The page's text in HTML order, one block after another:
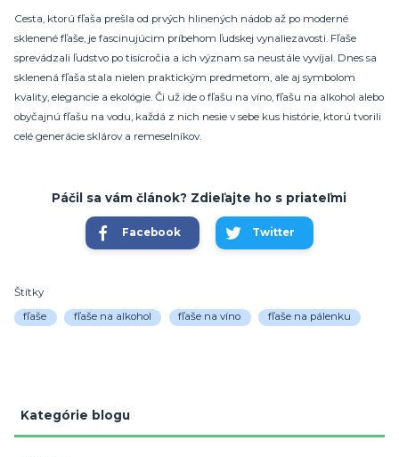
Kategórie blogu
Cesta, ktorú fľaša prešla od prvých hlinených nádob až po moderné
sklenené fľaše, je fascinujúcim príbehom ľudskej vynaliezavosti. Fľaše
sprevádzali ľudstvo po tisícročia a ich význam sa neustále vyvíjal. Dnes sa
sklenená fľaša stala nielen praktickým predmetom, ale aj symbolom
kvality, elegancie a ekológie. Či už ide o fľašu na víno, fľašu na alkohol alebo
obyčajnú fľašu na vodu, každá z nich nesie v sebe kus histórie, ktorú tvorili
celé generácie sklárov a remeselníkov.
Páčil sa vám článok? Zdieľajte ho s priateľmi
Facebook Twitter
Štítky
fľaše
fľaše na alkohol fľaše na víno fľaše na pálenku